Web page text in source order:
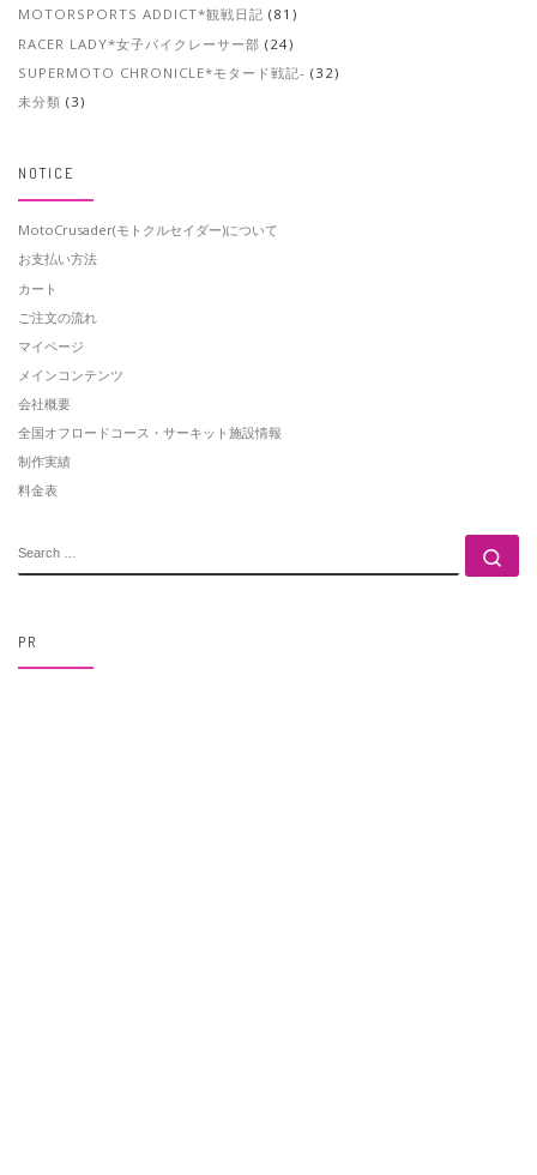
MOTORSPORTS ADDICT*観戦日記 (81)
RACER LADY*女子バイクレーサー部 (24)
SUPERMOTO CHRONICLE*モタード戦記- (32)
未分類 (3)
NOTICE
MotoCrusader(モトクルセイダー)について
お支払い方法
カート
ご注文の流れ
マイページ
メインコンテンツ
会社概要
全国オフロードコース・サーキット施設情報
制作実績
料金表
PR